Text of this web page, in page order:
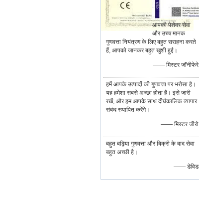
आपकी पेशेवर सेवा
और उच्च मानक
गुणवत्ता नियंत्रण के लिए बहुत सराहना करते
हैं, आपको जानकर बहुत खुशी हुई।
—— मिस्टर जॉनीफेरे
हमें आपके उत्पादों की गुणवत्ता पर भरोसा है।
यह हमेशा सबसे अच्छा होता है। इसे जारी
रखें, और हम आपके साथ दीर्घकालिक व्यापार
संबंध स्थापित करेंगे।
—— मिस्टर जीरो
बहुत बढ़िया गुणवत्ता और बिक्री के बाद सेवा
बहुत अच्छी है।
—— डेविड